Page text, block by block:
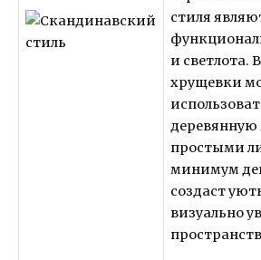
стиля
и светлота.
хрущевки
деревянную
простыми
минимум
создаст
визуально